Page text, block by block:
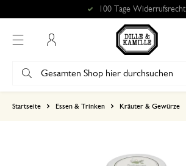
100 Tage Widerrufsrecht
Startseite Essen & Trinken Kräuter & Gewürze